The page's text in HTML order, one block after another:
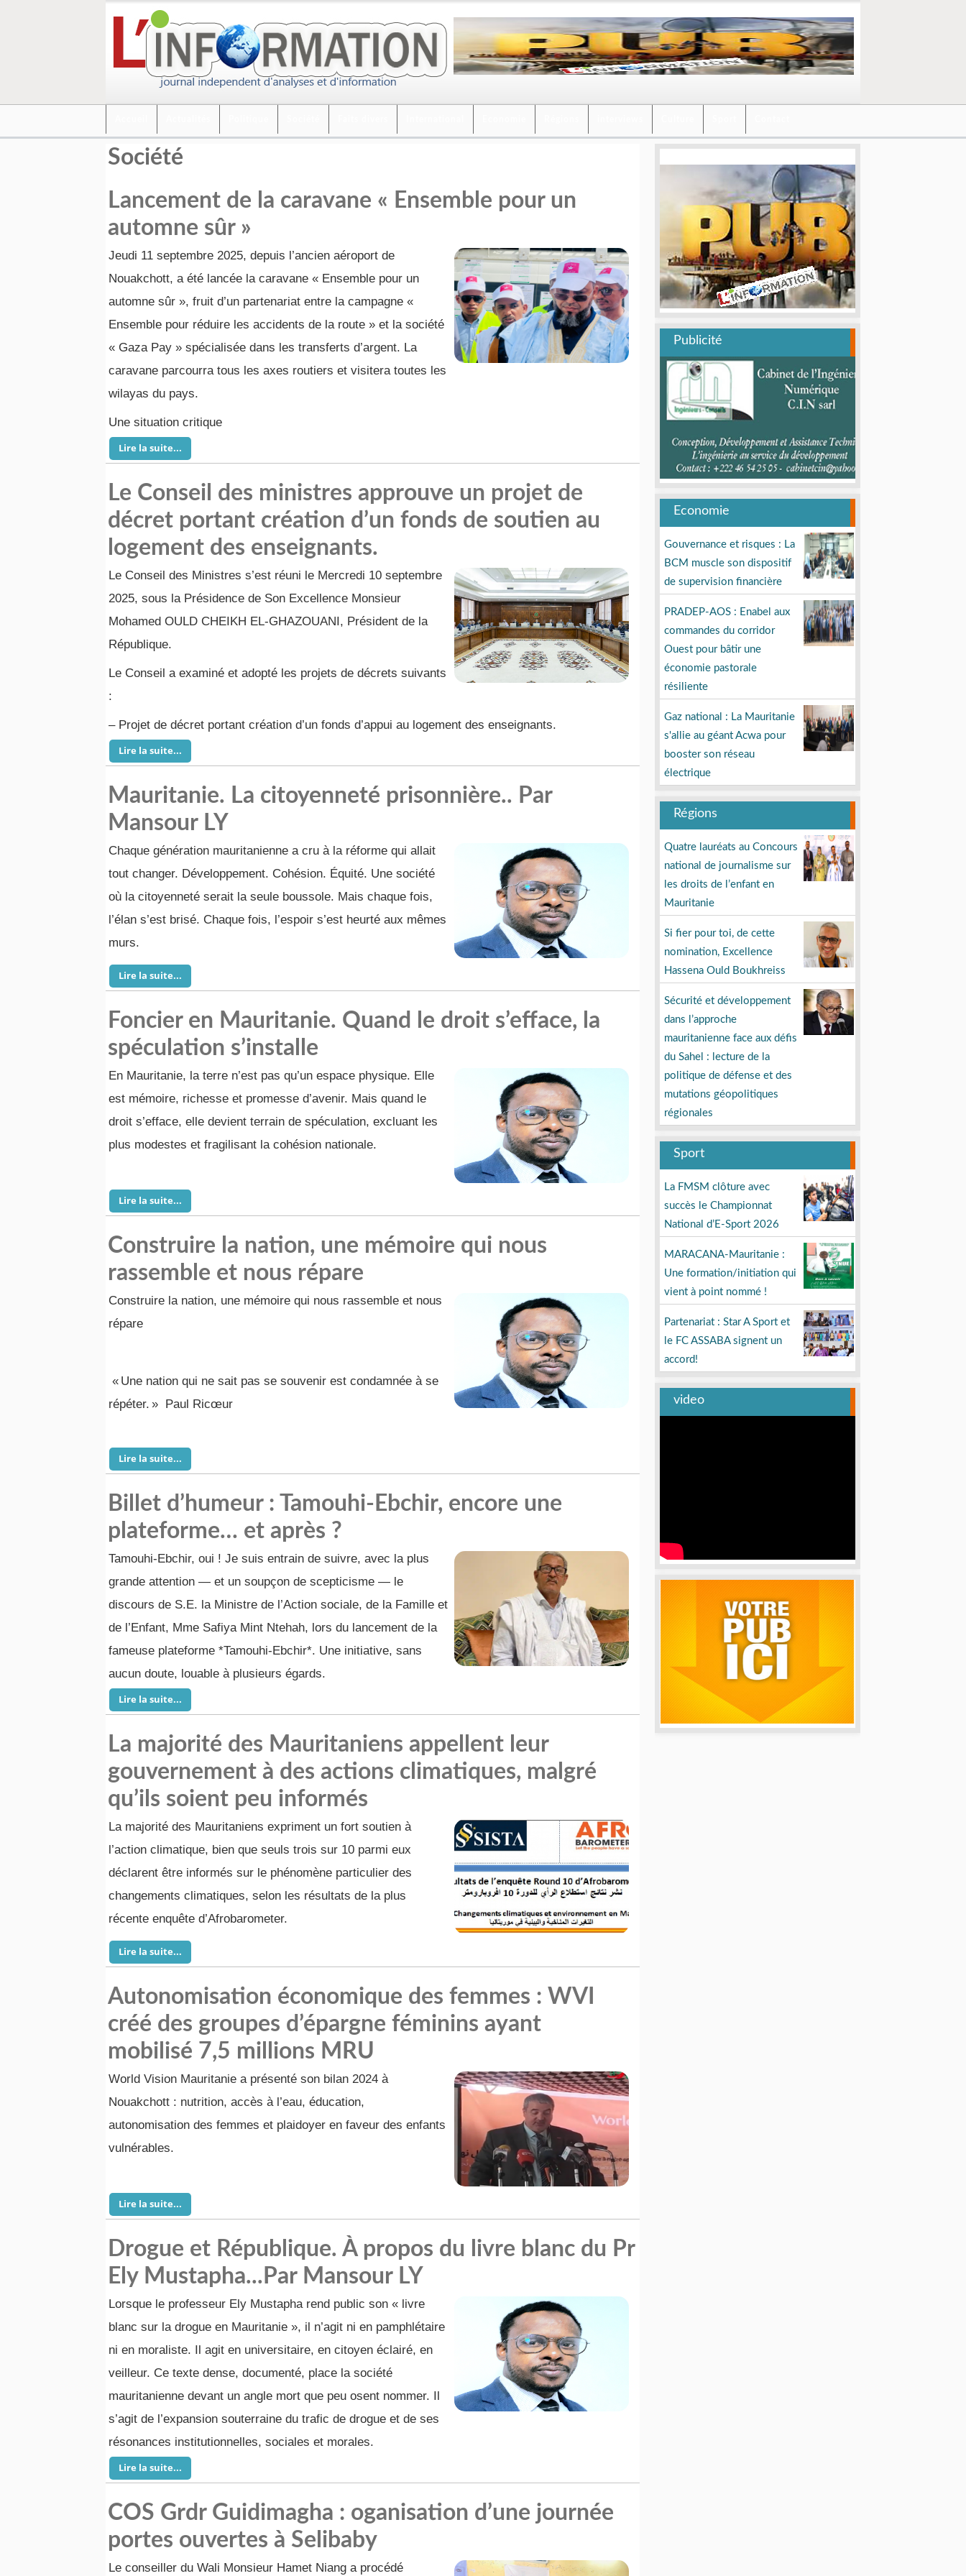
Publicité
Economie
Gouvernance et risques : La
BCM muscle son dispositif
de supervision financière
PRADEP-AOS : Enabel aux
commandes du corridor
Ouest pour bâtir une
économie pastorale
résiliente
Gaz national : La Mauritanie
s'allie au géant Acwa pour
booster son réseau
électrique
Régions
Quatre lauréats au Concours
national de journalisme sur
les droits de l’enfant en
Mauritanie
Si fier pour toi, de cette
nomination, Excellence
Hassena Ould Boukhreiss
Sécurité et développement
dans l’approche
mauritanienne face aux défis
du Sahel : lecture de la
politique de défense et des
mutations géopolitiques
régionales
Sport
La FMSM clôture avec
succès le Championnat
National d’E-Sport 2026
MARACANA-Mauritanie :
Une formation/initiation qui
vient à point nommé !
Partenariat : Star A Sport et
le FC ASSABA signent un
accord!
video
Société
Lancement de la caravane « Ensemble pour un
automne sûr »
Jeudi 11 septembre 2025, depuis l’ancien aéroport de
Nouakchott, a été lancée la caravane « Ensemble pour un
automne sûr », fruit d’un partenariat entre la campagne «
Ensemble pour réduire les accidents de la route » et la société
« Gaza Pay » spécialisée dans les transferts d’argent. La
caravane parcourra tous les axes routiers et visitera toutes les
wilayas du pays.
Une situation critique
Lire la suite...
Le Conseil des ministres approuve un projet de
décret portant création d’un fonds de soutien au
logement des enseignants.
Le Conseil des Ministres s’est réuni le Mercredi 10 septembre
2025, sous la Présidence de Son Excellence Monsieur
Mohamed OULD CHEIKH EL-GHAZOUANI, Président de la
République.
Le Conseil a examiné et adopté les projets de décrets suivants
:
– Projet de décret portant création d’un fonds d’appui au logement des enseignants.
Lire la suite...
Mauritanie. La citoyenneté prisonnière.. Par
Mansour LY
Chaque génération mauritanienne a cru à la réforme qui allait
tout changer. Développement. Cohésion. Équité. Une société
où la citoyenneté serait la seule boussole. Mais chaque fois,
l’élan s’est brisé. Chaque fois, l’espoir s’est heurté aux mêmes
murs.
Lire la suite...
Foncier en Mauritanie. Quand le droit s’efface, la
spéculation s’installe
En Mauritanie, la terre n’est pas qu’un espace physique. Elle
est mémoire, richesse et promesse d’avenir. Mais quand le
droit s’efface, elle devient terrain de spéculation, excluant les
plus modestes et fragilisant la cohésion nationale.
Lire la suite...
Construire la nation, une mémoire qui nous
rassemble et nous répare
Construire la nation, une mémoire qui nous rassemble et nous
répare
« Une nation qui ne sait pas se souvenir est condamnée à se
répéter. » Paul Ricœur
Lire la suite...
Billet d’humeur : Tamouhi-Ebchir, encore une
plateforme… et après ?
Tamouhi-Ebchir, oui ! Je suis entrain de suivre, avec la plus
grande attention — et un soupçon de scepticisme — le
discours de S.E. la Ministre de l’Action sociale, de la Famille et
de l’Enfant, Mme Safiya Mint Ntehah, lors du lancement de la
fameuse plateforme *Tamouhi-Ebchir*. Une initiative, sans
aucun doute, louable à plusieurs égards.
Lire la suite...
La majorité des Mauritaniens appellent leur
gouvernement à des actions climatiques, malgré
qu’ils soient peu informés
La majorité des Mauritaniens expriment un fort soutien à
l’action climatique, bien que seuls trois sur 10 parmi eux
déclarent être informés sur le phénomène particulier des
changements climatiques, selon les résultats de la plus
récente enquête d’Afrobarometer.
Lire la suite...
Autonomisation économique des femmes : WVI
créé des groupes d’épargne féminins ayant
mobilisé 7,5 millions MRU
World Vision Mauritanie a présenté son bilan 2024 à
Nouakchott : nutrition, accès à l’eau, éducation,
autonomisation des femmes et plaidoyer en faveur des enfants
vulnérables.
Lire la suite...
Drogue et République. À propos du livre blanc du Pr
Ely Mustapha...Par Mansour LY
Lorsque le professeur Ely Mustapha rend public son « livre
blanc sur la drogue en Mauritanie », il n’agit ni en pamphlétaire
ni en moraliste. Il agit en universitaire, en citoyen éclairé, en
veilleur. Ce texte dense, documenté, place la société
mauritanienne devant un angle mort que peu osent nommer. Il
s’agit de l’expansion souterraine du trafic de drogue et de ses
résonances institutionnelles, sociales et morales.
Lire la suite...
COS Grdr Guidimagha : oganisation d’une journée
portes ouvertes à Selibaby
Le conseiller du Wali Monsieur Hamet Niang a procédé